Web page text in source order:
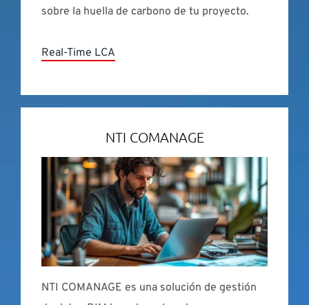
sobre la huella de carbono de tu proyecto.
Real-Time LCA
NTI COMANAGE
NTI COMANAGE es una solución de gestión